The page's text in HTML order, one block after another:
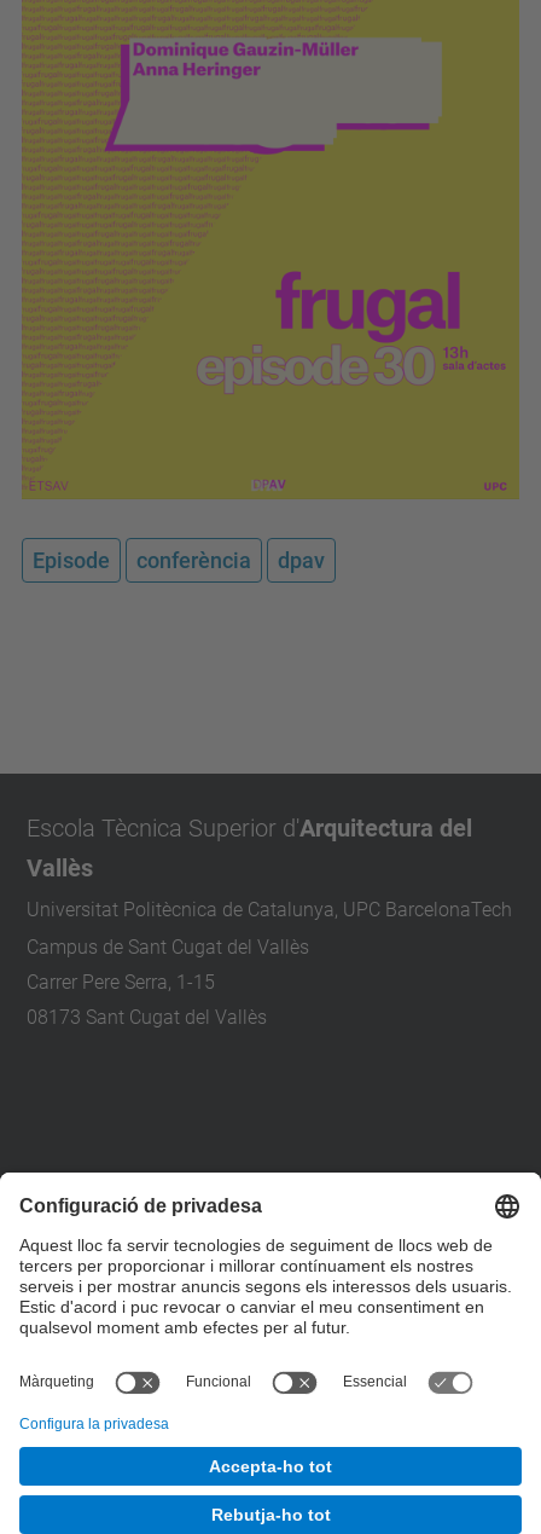
Episode conferència dpav
Escola Tècnica Superior d'Arquitectura del
Vallès
Universitat Politècnica de Catalunya, UPC BarcelonaTech
Campus de Sant Cugat del Vallès
Carrer Pere Serra, 1-15
08173 Sant Cugat del Vallès
etsav@upc.edu
contacte
on som
segueix-nos
Escola Tècnica Superior d'Arquitectura del Vallès